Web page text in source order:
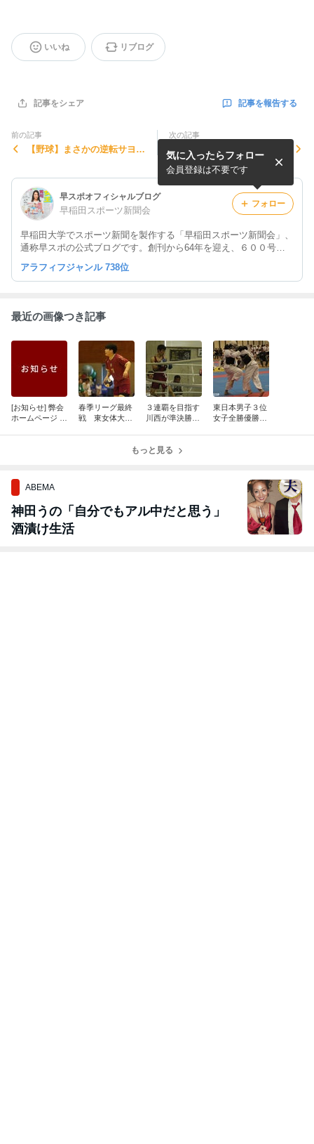
いいね リブログ
記事をシェア 記事を報告する
前の記事
【野球】まさかの逆転サヨナ
次の記事
【相撲】個人体重別で塚本主
将と前川が３位入賞！
早スポオフィシャルブログ
早稲田スポーツ新聞会
早稲田大学でスポーツ新聞を製作する「早稲田スポーツ新聞会」、
通称早スポの公式ブログです。創刊から64年を迎え、６００号も
発行。ブログでは取材の裏話、新聞制作の秘話、現役大学生記者の
苦悩を掲載‥これを読めば早スポ通になれる！
気に入ったらフォロー
会員登録は不要です
フォロー
アラフィフジャンル 738位
最近の画像つき記事
[お知らせ] 弊会
ホームページ リ
春季リーグ最終
戦 東女体大相
３連覇を目指す
川西が準決勝進
東日本男子３位
女子全勝優勝達
もっと見る
ABEMA
神田うの「自分でもアル中だと思う」
酒漬け生活